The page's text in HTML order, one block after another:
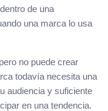
de una
una marca lo usa
no puede crear
todavía necesita una
audiencia y suficiente
en una tendencia.